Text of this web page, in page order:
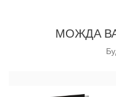
МОЖДА